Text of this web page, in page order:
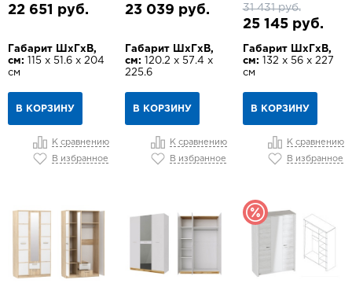
22 651 руб.
Габарит ШхГхВ,
см: 115 х 51.6 х 204
см
В КОРЗИНУ
К сравнению
В избранное
23 039 руб.
Габарит ШхГхВ,
см:
120.2 х 57.4 х
225.6
В КОРЗИНУ
К сравнению
В избранное
31 431 руб.
25 145 руб.
Габарит ШхГхВ,
см: 132 х 56 х 227
см
В КОРЗИНУ
К сравнению
В избранное